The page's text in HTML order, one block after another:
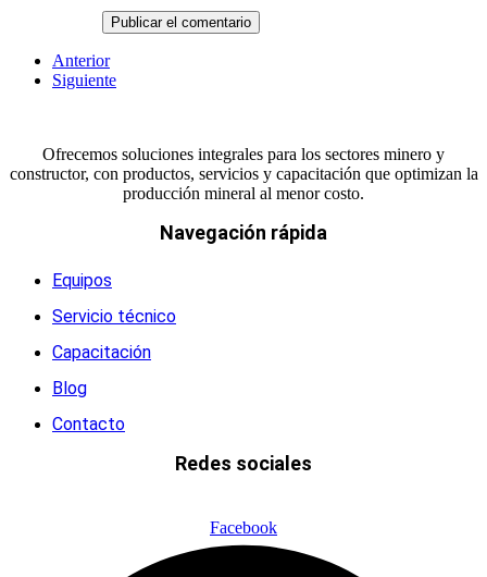
Anterior
Siguiente
Ofrecemos soluciones integrales para los sectores minero y
constructor, con productos, servicios y capacitación que optimizan la
producción mineral al menor costo.
Navegación rápida
Equipos
Servicio técnico
Capacitación
Blog
Contacto
Redes sociales
Facebook